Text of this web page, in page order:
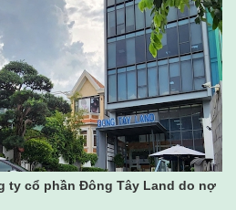
ty cổ phần Đông Tây Land do nợ